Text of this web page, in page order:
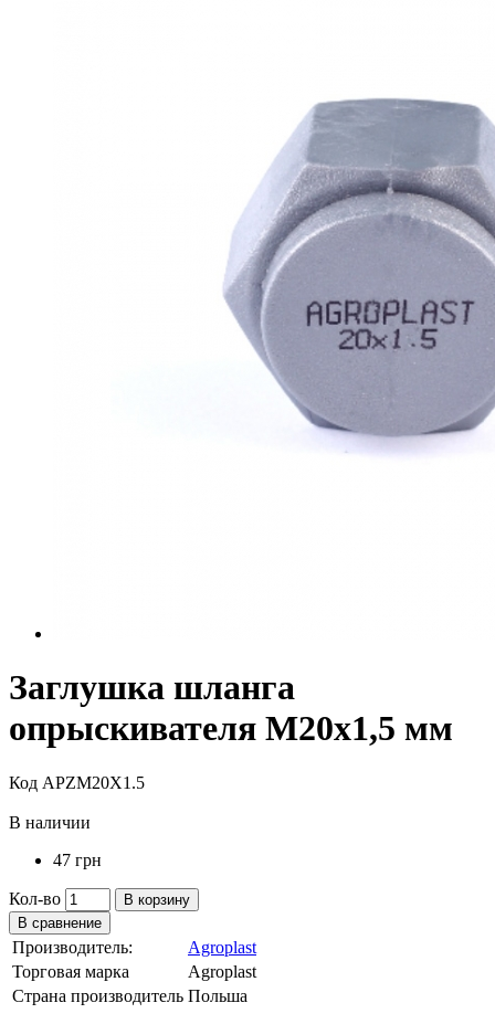
Заглушка шланга
опрыскивателя M20x1,5 мм
Код APZM20X1.5
В наличии
47 грн
Кол-во
В корзину
В сравнение
Производитель:
Agroplast
Торговая марка
Agroplast
Страна производитель Польша